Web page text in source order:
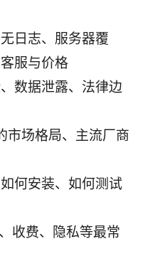
日志、服务器覆
服与价格
数据泄露、法律边
市场格局、主流厂商
何安装、如何测试
收费、隐私等最常